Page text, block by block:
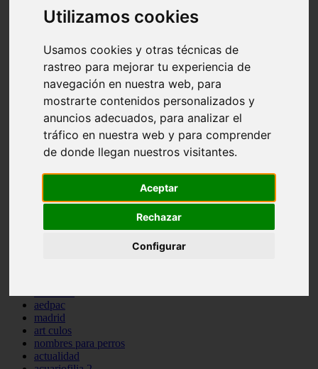
Utilizamos cookies
Usamos cookies y otras técnicas de
rastreo para mejorar tu experiencia de
navegación en nuestra web, para
mostrarte contenidos personalizados y
anuncios adecuados, para analizar el
tráfico en nuestra web y para comprender
de donde llegan nuestros visitantes.
Aceptar
Rechazar
Configurar
comportamiento
protagonistas
abandono
adopci n
ferias
higiene
snacks
acuario
iberzoo propet
comercios
estanques
conejos
navidad
terapia asistida
aedpac
madrid
art culos
nombres para perros
actualidad